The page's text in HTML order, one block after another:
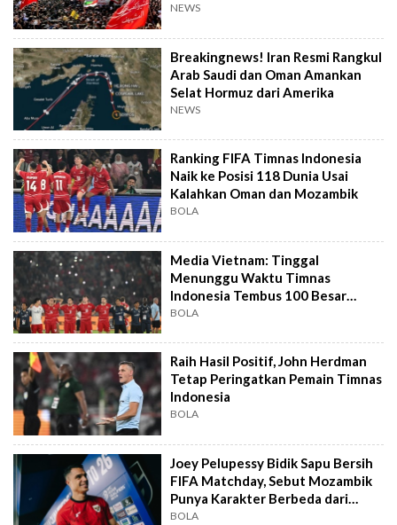
NEWS
Breakingnews! Iran Resmi Rangkul
Arab Saudi dan Oman Amankan
Selat Hormuz dari Amerika
NEWS
Ranking FIFA Timnas Indonesia
Naik ke Posisi 118 Dunia Usai
Kalahkan Oman dan Mozambik
BOLA
Media Vietnam: Tinggal
Menunggu Waktu Timnas
Indonesia Tembus 100 Besar
Ranking FIFA
BOLA
Raih Hasil Positif, John Herdman
Tetap Peringatkan Pemain Timnas
Indonesia
BOLA
Joey Pelupessy Bidik Sapu Bersih
FIFA Matchday, Sebut Mozambik
Punya Karakter Berbeda dari
Oman
BOLA